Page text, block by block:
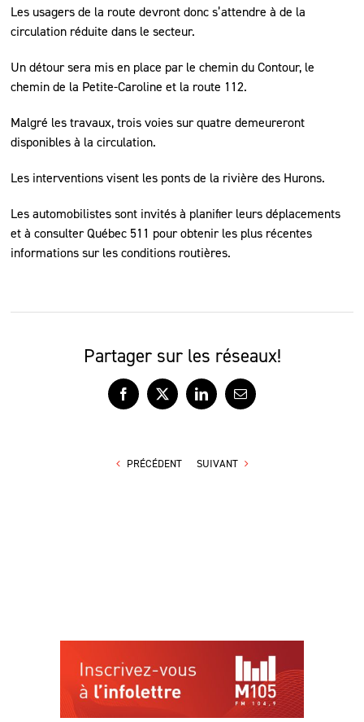
Les usagers de la route devront donc s’attendre à de la
circulation réduite dans le secteur.
Un détour sera mis en place par le chemin du Contour, le
chemin de la Petite-Caroline et la route 112.
Malgré les travaux, trois voies sur quatre demeureront
disponibles à la circulation.
Les interventions visent les ponts de la rivière des Hurons.
Les automobilistes sont invités à planifier leurs déplacements
et à consulter Québec 511 pour obtenir les plus récentes
informations sur les conditions routières.
Partager sur les réseaux!
Facebook
X LinkedInCourriel
PRÉCÉDENT SUIVANT